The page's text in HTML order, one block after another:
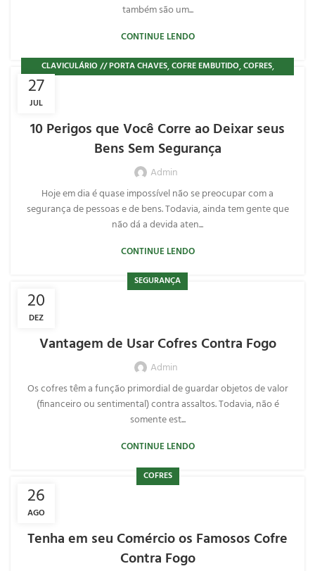
também são um...
CONTINUE LENDO
27
JUL
CLAVICULÁRIO // PORTA CHAVES,COFRE EMBUTIDO,COFRES,
10 Perigos que Você Corre ao Deixar seus
Bens Sem Segurança
Admin
Hoje em dia é quase impossível não se preocupar com a
segurança de pessoas e de bens. Todavia, ainda tem gente que
não dá a devida aten...
CONTINUE LENDO
20
DEZ
SEGURANÇA
Vantagem de Usar Cofres Contra Fogo
Admin
Os cofres têm a função primordial de guardar objetos de valor
(financeiro ou sentimental) contra assaltos. Todavia, não é
somente est...
CONTINUE LENDO
26
AGO
COFRES
Tenha em seu Comércio os Famosos Cofre
Contra Fogo